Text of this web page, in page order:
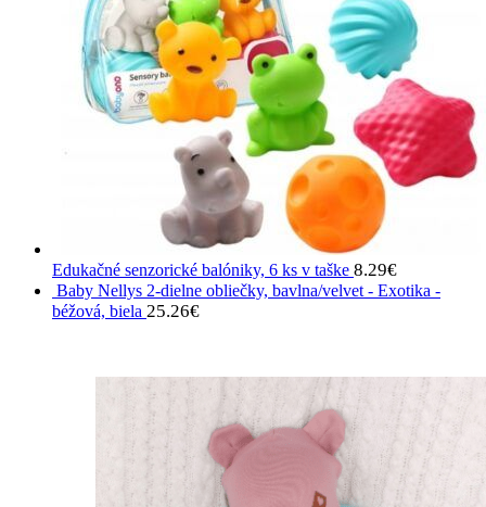
Edukačné senzorické balóniky, 6 ks v taške 8.29€
Baby Nellys 2-dielne obliečky, bavlna/velvet - Exotika -
béžová, biela 25.26€